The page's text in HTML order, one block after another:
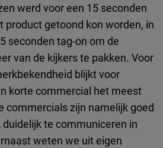
werd voor een 15 seconden
product getoond kon worden, in
seconden tag-on om de
van de kijkers te pakken. Voor
blijkt voor
korte commercial het meest
commercials zijn namelijk goed
te communiceren in
weten we uit eigen